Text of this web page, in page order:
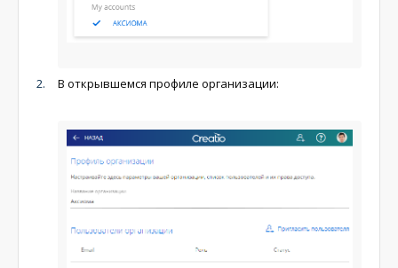
В открывшемся профиле организации: